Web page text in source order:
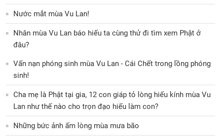
Nước mắt mùa Vu Lan!
Nhân mùa Vu Lan báo hiếu ta cùng thử đi tìm xem Phật ở
đâu?
Vấn nạn phóng sinh mùa Vu Lan - Cái Chết trong lồng phóng
sinh!
Cha mẹ là Phật tại gia, 12 con giáp tỏ lòng hiếu kính mùa Vu
Lan như thế nào cho trọn đạo hiếu làm con?
Những bức ảnh ấm lòng mùa mưa bão